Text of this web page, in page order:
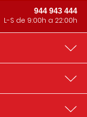
944 943 444
L-S de 9:00h a 22:00h